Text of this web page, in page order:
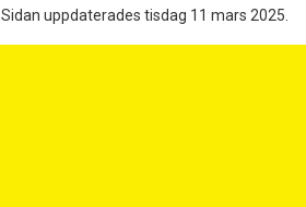
Sidan uppdaterades tisdag 11 mars 2025.